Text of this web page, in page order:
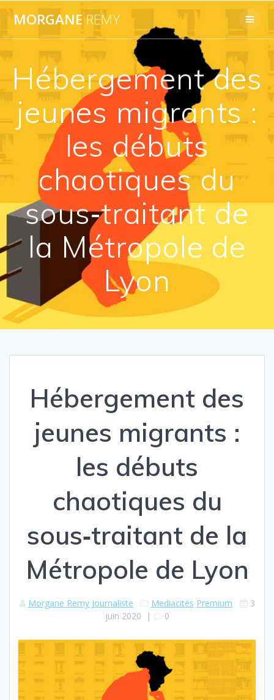
contenu
MORGANE REMY
Hébergement des
jeunes migrants :
les débuts
chaotiques du
sous‐traitant de
la Métropole de
Lyon
Hébergement des
jeunes migrants :
les débuts
chaotiques du
sous‐traitant de la
Métropole de Lyon
Morgane Remy Journaliste Mediacités Premium
3
juin 2020 | 0